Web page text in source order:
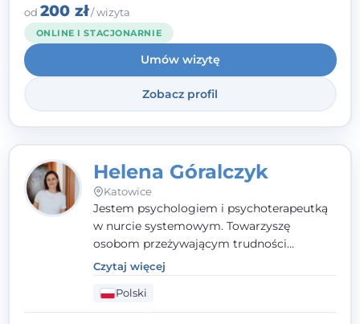
schematów i bez oceniania.
od 200 zł/ wizyta
ONLINE I STACJONARNIE
Umów wizytę
Zobacz profil
Helena Góralczyk
Katowice
Jestem psychologiem i psychoterapeutką
w nurcie systemowym. Towarzyszę
osobom przeżywającym trudności
emocjonalne, relacyjne albo znajdującym
się w kryzysie. Liczy się dla mnie
autentyczna, oparta na zaufaniu relacja
oraz przestrzeń, w której każdy poczuje się
Czytaj więcej
Polski